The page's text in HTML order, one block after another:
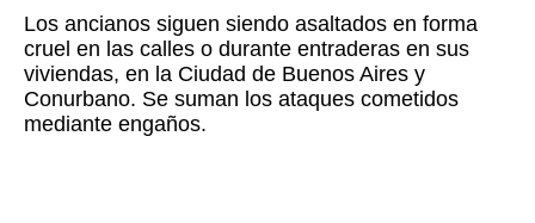
Los ancianos siguen siendo asaltados en forma
cruel en las calles o durante entraderas en sus
viviendas, en la Ciudad de Buenos Aires y
Conurbano. Se suman los ataques cometidos
mediante engaños.